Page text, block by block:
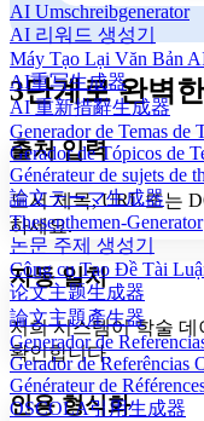
AI Umschreibgenerator
AI 리워드 생성기
Máy Tạo Lại Văn Bản
AI重写生成器
AI 重新措辭生成器
Generador de Temas de
Gerador de Tópicos de
Générateur de sujets de
論文テーマ生成器
Thesenthemen-Generator
논문 주제 생성기
Công cụ Tạo Đề Tài
论文主题生成器
論文主題產生器
Generador de
Gerador de Referências
Générateur de
OSCOLA引用生成器
3단계로 완벽
출처 입력
도서 제목, URL 또는
하세요.
자동 일치
저희 시스템이 학술
확인합니다.
인용 형식화